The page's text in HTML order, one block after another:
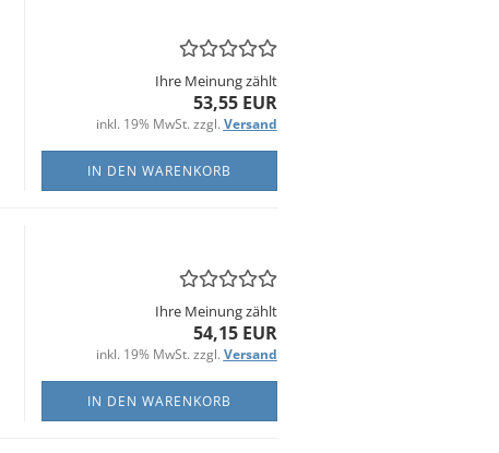
Ihre Meinung zählt
53,55 EUR
inkl. 19% MwSt. zzgl. Versand
IN DEN WARENKORB
Ihre Meinung zählt
54,15 EUR
inkl. 19% MwSt. zzgl. Versand
IN DEN WARENKORB